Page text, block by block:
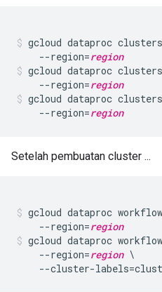
gcloud dataproc
--region=region
gcloud dataproc
--region=region
gcloud dataproc
--region=region
Setelah pembuatan cluster ...
gcloud dataproc
--region=region
gcloud dataproc
--region=region \